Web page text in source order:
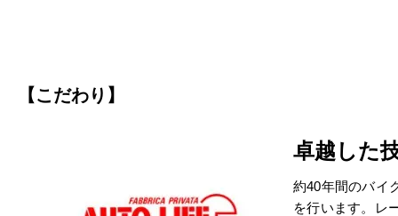
【こだわり】
卓越した
約40年間のバイ
を行います。レ